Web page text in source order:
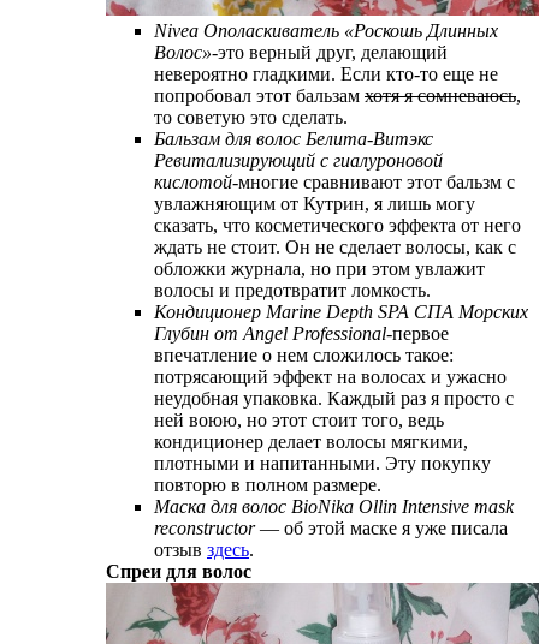
Nivea Ополаскиватель «Роскошь Длинных
Волос»-это верный друг, делающий
невероятно гладкими. Если кто-то еще не
попробовал этот бальзам хотя я сомневаюсь,
то советую это сделать.
Бальзам для волос Белита-Витэкс
Ревитализирующий с гиалуроновой
кислотой-многие сравнивают этот бальзм с
увлажняющим от Кутрин, я лишь могу
сказать, что косметического эффекта от него
ждать не стоит. Он не сделает волосы, как с
обложки журнала, но при этом увлажит
волосы и предотвратит ломкость.
Кондиционер Marine Depth SPA СПА Морских
Глубин от Angel Professional-первое
впечатление о нем сложилось такое:
потрясающий эффект на волосах и ужасно
неудобная упаковка. Каждый раз я просто с
ней воюю, но этот стоит того, ведь
кондиционер делает волосы мягкими,
плотными и напитанными. Эту покупку
повторю в полном размере.
Маска для волос BioNika Ollin Intensive mask
reconstructor— об этой маске я уже писала
отзыв здесь.
Спреи для волос